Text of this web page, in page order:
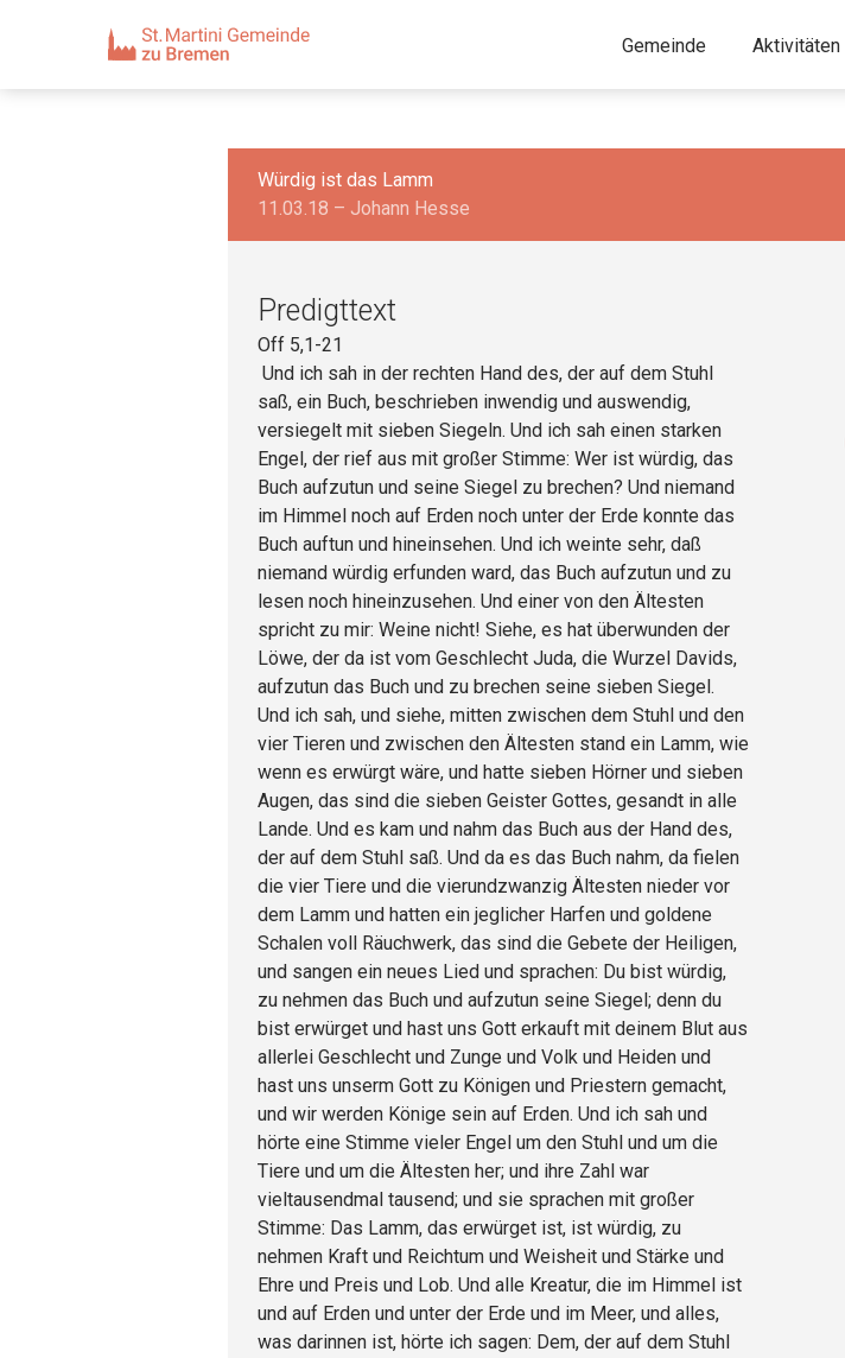
Gemeinde Aktivitäten
Würdig ist das Lamm
11.03.18 – Johann Hesse
Predigttext
Off 5,1-21
Und ich sah in der rechten Hand des, der auf dem Stuhl
saß, ein Buch, beschrieben inwendig und auswendig,
versiegelt mit sieben Siegeln. Und ich sah einen starken
Engel, der rief aus mit großer Stimme: Wer ist würdig, das
Buch aufzutun und seine Siegel zu brechen? Und niemand
im Himmel noch auf Erden noch unter der Erde konnte das
Buch auftun und hineinsehen. Und ich weinte sehr, daß
niemand würdig erfunden ward, das Buch aufzutun und zu
lesen noch hineinzusehen. Und einer von den Ältesten
spricht zu mir: Weine nicht! Siehe, es hat überwunden der
Löwe, der da ist vom Geschlecht Juda, die Wurzel Davids,
aufzutun das Buch und zu brechen seine sieben Siegel.
Und ich sah, und siehe, mitten zwischen dem Stuhl und den
vier Tieren und zwischen den Ältesten stand ein Lamm, wie
wenn es erwürgt wäre, und hatte sieben Hörner und sieben
Augen, das sind die sieben Geister Gottes, gesandt in alle
Lande. Und es kam und nahm das Buch aus der Hand des,
der auf dem Stuhl saß. Und da es das Buch nahm, da fielen
die vier Tiere und die vierundzwanzig Ältesten nieder vor
dem Lamm und hatten ein jeglicher Harfen und goldene
Schalen voll Räuchwerk, das sind die Gebete der Heiligen,
und sangen ein neues Lied und sprachen: Du bist würdig,
zu nehmen das Buch und aufzutun seine Siegel; denn du
bist erwürget und hast uns Gott erkauft mit deinem Blut aus
allerlei Geschlecht und Zunge und Volk und Heiden und
hast uns unserm Gott zu Königen und Priestern gemacht,
und wir werden Könige sein auf Erden. Und ich sah und
hörte eine Stimme vieler Engel um den Stuhl und um die
Tiere und um die Ältesten her; und ihre Zahl war
vieltausendmal tausend; und sie sprachen mit großer
Stimme: Das Lamm, das erwürget ist, ist würdig, zu
nehmen Kraft und Reichtum und Weisheit und Stärke und
Ehre und Preis und Lob. Und alle Kreatur, die im Himmel ist
und auf Erden und unter der Erde und im Meer, und alles,
was darinnen ist, hörte ich sagen: Dem, der auf dem Stuhl